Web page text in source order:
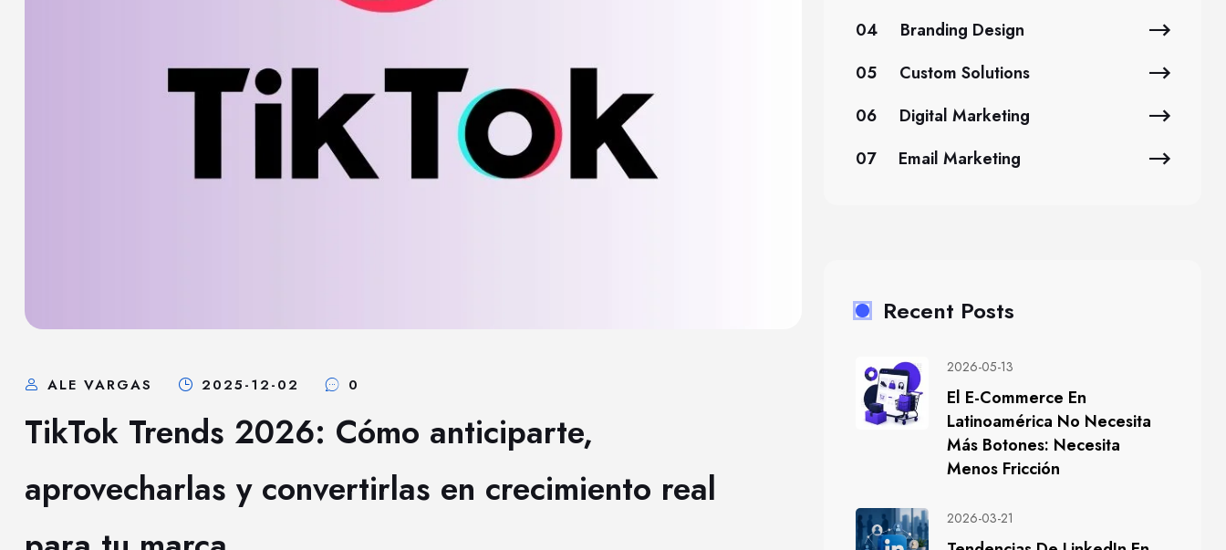
ALE VARGAS 2025-12-02 0
TikTok Trends 2026: Cómo anticiparte,
aprovecharlas y convertirlas en crecimiento real
04
Branding Design
05
Custom Solutions
06
Digital Marketing
07
Email Marketing
Recent Posts
2026-05-13
El E-Commerce En
Latinoamérica No Necesita
Más Botones: Necesita
Menos Fricción
2026-03-21